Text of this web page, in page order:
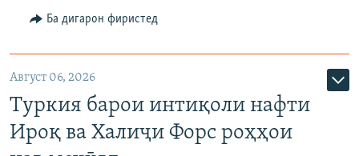
Ба дигарон фиристед
Август 06, 2026
Туркия барои интиқоли нафти
Ироқ ва Халиҷи Форс роҳҳои